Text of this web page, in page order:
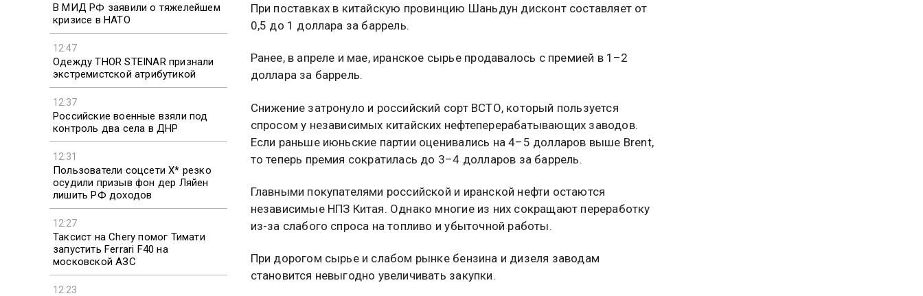
В МИД РФ заявили о тяжелейшем
кризисе в НАТО
12:47
Одежду THOR STEINAR признали
экстремистской атрибутикой
12:37
Российские военные взяли под
контроль два села в ДНР
12:31
Пользователи соцсети X* резко
осудили призыв фон дер Ляйен
лишить РФ доходов
12:27
Таксист на Chery помог Тимати
запустить Ferrari F40 на
московской АЗС
12:23
При поставках в китайскую провинцию Шаньдун дисконт составляет от
0,5 до 1 доллара за баррель.
Ранее, в апреле и мае, иранское сырье продавалось с премией в 1–2
доллара за баррель.
Снижение затронуло и российский сорт ВСТО, который пользуется
спросом у независимых китайских нефтеперерабатывающих заводов.
Если раньше июньские партии оценивались на 4–5 долларов выше Brent,
то теперь премия сократилась до 3–4 долларов за баррель.
Главными покупателями российской и иранской нефти остаются
независимые НПЗ Китая. Однако многие из них сокращают переработку
из-за слабого спроса на топливо и убыточной работы.
При дорогом сырье и слабом рынке бензина и дизеля заводам
становится невыгодно увеличивать закупки.